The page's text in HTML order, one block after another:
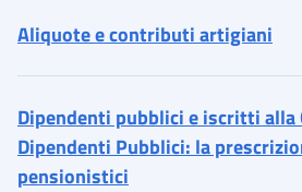
Aliquote e contributi artigiani
Dipendenti pubblici e iscritti alla
Dipendenti Pubblici: la
pensionistici